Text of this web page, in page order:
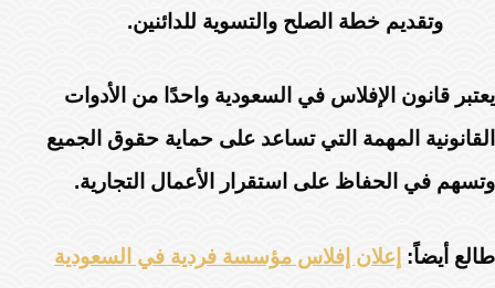
وتقديم خطة الصلح والتسوية للدائنين.
يعتبر قانون الإفلاس في السعودية واحدًا من الأدوات
القانونية المهمة التي تساعد على حماية حقوق الجميع
وتسهم في الحفاظ على استقرار الأعمال التجارية.
طالع أيضاً: إعلان إفلاس مؤسسة فردية في السعودية